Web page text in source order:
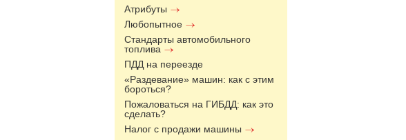
Атрибуты
Любопытное
Стандарты автомобильного
топлива
ПДД на переезде
«Раздевание» машин: как с этим
бороться?
Пожаловаться на ГИБДД: как это
сделать?
Налог с продажи машины